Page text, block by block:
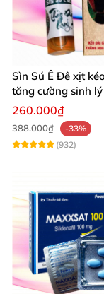
Sìn Sú Ê Đê xịt
tăng cường sinh lý
quả
260.000₫
388.000₫
-33%
(932)